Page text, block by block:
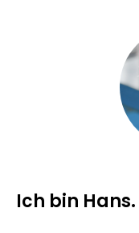
Ich bin Hans.